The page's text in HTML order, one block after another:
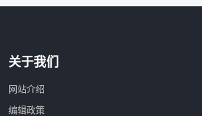
关于我们
网站介绍
编辑政策